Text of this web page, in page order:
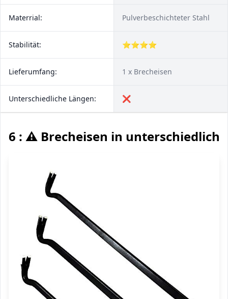
Materrial: Pulverbeschichteter Stahl
Stabilität: ⭐⭐⭐⭐
Lieferumfang: 1 x Brecheisen
Unterschiedliche Längen: ❌
6 : ⚠️ Brecheisen in